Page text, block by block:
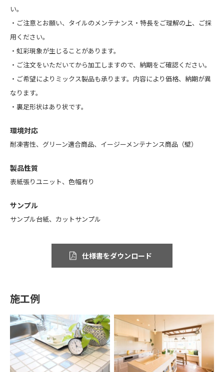
い。
・ ご注意とお願い、 タイルのメンテナンス・特長をご理解の上、ご採
用ください。
・虹彩現象が生じることがあります。
・ご注文をいただいてから加工しますので、納期をご確認ください。
・ご希望によりミックス製品も承ります。内容により価格、納期が異
なります。
・裏足形状はあり状です。
環境対応
耐凍害性、グリーン適合商品、イージーメンテナンス商品（壁）
製品性質
表紙張りユニット、色幅有り
サンプル
サンプル台紙、カットサンプル
仕様書をダウンロード
施工例